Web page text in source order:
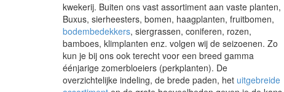
kwekerij. Buiten ons vast assortiment aan vaste planten,
Buxus, sierheesters, bomen, haagplanten, fruitbomen,
bodembedekkers, siergrassen, coniferen, rozen,
bamboes, klimplanten enz. volgen wij de seizoenen. Zo
kun je bij ons ook terecht voor een breed gamma
éénjarige zomerbloeiers (perkplanten). De
overzichtelijke indeling, de brede paden, het uitgebreide